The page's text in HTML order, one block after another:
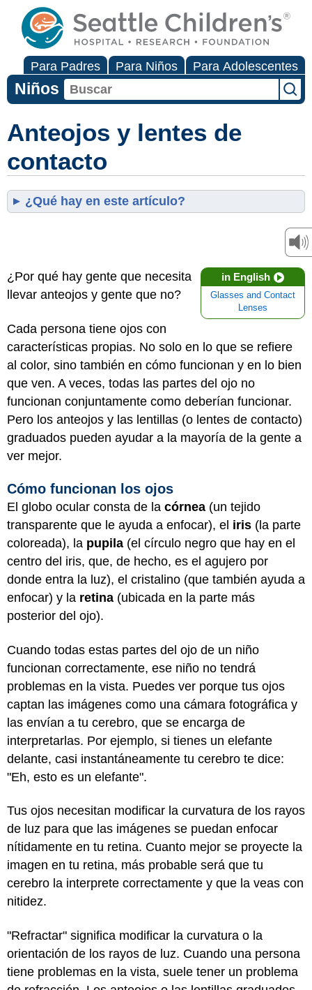
Para Padres Para Niños Para Adolescentes
Niños
Anteojos y lentes de
contacto
¿Qué hay en este artículo?
in English
Glasses and Contact
Lenses
¿Por qué hay gente que necesita
llevar anteojos y gente que no?
Cada persona tiene ojos con
características propias. No solo en lo que se refiere
al color, sino también en cómo funcionan y en lo bien
que ven. A veces, todas las partes del ojo no
funcionan conjuntamente como deberían funcionar.
Pero los anteojos y las lentillas (o lentes de contacto)
graduados pueden ayudar a la mayoría de la gente a
ver mejor.
Cómo funcionan los ojos
El globo ocular consta de la córnea (un tejido
transparente que le ayuda a enfocar), el iris (la parte
coloreada), la pupila (el círculo negro que hay en el
centro del iris, que, de hecho, es el agujero por
donde entra la luz), el cristalino (que también ayuda a
enfocar) y la retina (ubicada en la parte más
posterior del ojo).
Cuando todas estas partes del ojo de un niño
funcionan correctamente, ese niño no tendrá
problemas en la vista. Puedes ver porque tus ojos
captan las imágenes como una cámara fotográfica y
las envían a tu cerebro, que se encarga de
interpretarlas. Por ejemplo, si tienes un elefante
delante, casi instantáneamente tu cerebro te dice:
"Eh, esto es un elefante".
Tus ojos necesitan modificar la curvatura de los rayos
de luz para que las imágenes se puedan enfocar
nítidamente en tu retina. Cuanto mejor se proyecte la
imagen en tu retina, más probable será que tu
cerebro la interprete correctamente y que la veas con
nitidez.
"Refractar" significa modificar la curvatura o la
orientación de los rayos de luz. Cuando una persona
tiene problemas en la vista, suele tener un problema